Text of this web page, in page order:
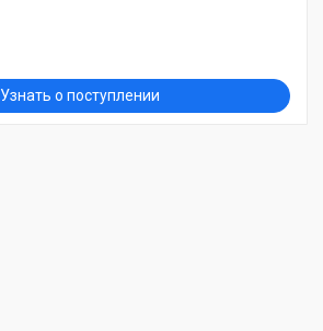
Узнать о поступлении